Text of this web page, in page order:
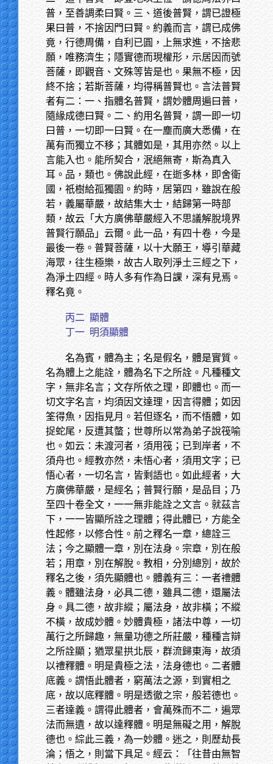
普，至善調柔曰賢。三、道後普賢，謂已證極
果曰普，不捨因門曰賢。約義而言，謂已成佛
竟，行德周備，自利已圓，上無求進，不捨悲
願，唯務濟生；隱實德而現權形，示居因而號
菩薩，即觀音、文殊等皆是也。果無不極，因
終不捨；若斯菩薩，均得稱普賢也。言法普賢
者有二：一、指體名普賢，謂妙體周遍曰普，
隨緣成德曰賢。二、約用名普賢，謂一即一切
曰普，一切即一曰賢。在一塵而廣大悉備，在
萬有而獨立不移；其體如是，其用亦然。以上
言能入也。能所契合，泯絕無寄，斯為真入
耳。品，類也。佛說此經，在逝多林，即舍衛
國，祇樹給孤獨園。約時，居第四，雖說在般
若，義屬華嚴，故結集大士，結歸第一時部
類，故云「大方廣佛華嚴經入不思議解脫境界
普賢行願品」云爾。此一品，有四十卷，今是
最後一卷。普賢菩薩，以十大願王，導引華藏
海眾，往生極樂，故古人取列淨土三經之下，
為淨土四經。時人多有作為日課，深有見焉。
釋名竟。
丙二 顯體
丁一 明須顯體
名為賓，體為主；名是假名，體是實質。
名為體上之能詮，體為名下之所詮。凡種種文
字，無非名言；文存所依之理，即體也。而一
切文字名言，均須因文達理，因言得體；如因
筌得魚，因指見月。若但逐名，而不悟體，如
捉蛇尾，反遭其螫；世尊所以常為弟子說筏喻
也。如云：未渡河者，須用筏；已到岸者，不
須舟也。經教亦然，未悟心者，須用文字；已
悟心者，一切名言，皆剩語也。如此經者，大
方廣佛華嚴，是經名；普賢行願，是品目；乃
至四十卷全文，一一無非能詮之文言。就茲言
下，一一皆顯所詮之理體；得此體已，方能全
性起修，以修合性。前之釋名一章，總詮三
法；今之顯體一章，別在法身。宗章，別在般
若；用章，別在解脫。教相，分別總別，故於
釋名之後，須先顯體也。體義有三：一者禮體
義。體雖法身，必具二德，雖具二德，還屬法
身。具二德，故非縱；屬法身，故非橫；不縱
不橫，故成妙體。妙體貴極，諸法中尊，一切
萬行之所歸趣，無量功德之所莊嚴，種種言辯
之所詮顯；猶眾星拱北辰，群流歸東海，故須
以禮釋體。明是貴極之法，法身德也。二者體
底義。謂悟此體者，窮萬法之源，到實相之
底，故以底釋體。明是透徹之宗，般若德也。
三者達義。謂得此體者，會萬殊而不二，遍眾
法而無遺，故以達釋體。明是無礙之用，解脫
德也。綜此三義，為一妙體。迷之，則歷劫長
淪；悟之，則當下具足。經云：「往昔由無智